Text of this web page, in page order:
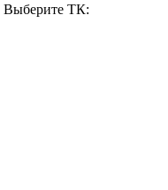
Выберите ТК: